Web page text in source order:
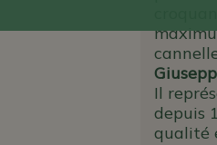
Il
depuis
qualité